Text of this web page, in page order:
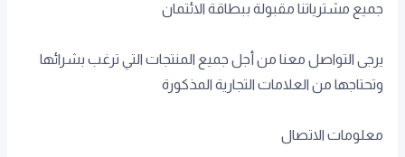
جميع مشترياتنا مقبولة ببطاقة الائتمان
يرجى التواصل معنا من أجل جميع المنتجات التي ترغب بشرائها
وتحتاجها من العلامات التجارية المذكورة
معلومات الاتصال